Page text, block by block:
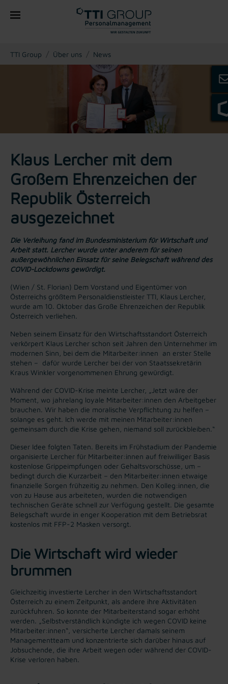
You are here:
TTI Group Über uns News
Klaus Lercher mit dem
Großem Ehrenzeichen der
Republik Österreich
ausgezeichnet
Die Verleihung fand im Bundesministerium für Wirtschaft und
Arbeit statt. Lercher wurde unter anderem für seinen
außergewöhnlichen Einsatz für seine Belegschaft während des
COVID-Lockdowns gewürdigt.
(Wien / St. Florian) Dem Vorstand und Eigentümer von
Österreichs größtem Personaldienstleister TTI, Klaus Lercher,
wurde am 10. Oktober das Große Ehrenzeichen der Republik
Österreich verliehen.
Neben seinem Einsatz für den Wirtschaftsstandort Österreich
verkörpert Klaus Lercher schon seit Jahren den Unternehmer im
modernen Sinn, bei dem die Mitarbeiter:innen an erster Stelle
stehen – dafür wurde Lercher bei der von Staatssekretärin
Kraus Winkler vorgenommenen Ehrung gewürdigt.
Während der COVID-Krise meinte Lercher, „Jetzt wäre der
Moment, wo jahrelang loyale Mitarbeiter:innen den Arbeitgeber
brauchen. Wir haben die moralische Verpflichtung zu helfen –
solange es geht. Ich werde mit meinen Mitarbeiter:innen
gemeinsam durch die Krise gehen, niemand soll zurückbleiben.“
Dieser Idee folgten Taten. Bereits im Frühstadium der Pandemie
organisierte Lercher für Mitarbeiter:innen auf freiwilliger Basis
kostenlose Grippeimpfungen oder Gehaltsvorschüsse, um –
bedingt durch die Kurzarbeit – den Mitarbeiter:innen etwaige
finanzielle Sorgen frühzeitig zu nehmen. Den Kolleg:innen, die
von zu Hause aus arbeiteten, wurden die notwendigen
technischen Geräte schnell zur Verfügung gestellt. Die gesamte
Belegschaft wurde in enger Kooperation mit dem Betriebsrat
kostenlos mit FFP-2 Masken versorgt.
Die Wirtschaft wird wieder
brummen
Gleichzeitig investierte Lercher in den Wirtschaftsstandort
Österreich zu einem Zeitpunkt, als andere ihre Aktivitäten
zurückfuhren. So konnte der Mitarbeiterstand sogar erhöht
werden. „Selbstverständlich kündigte ich wegen COVID keine
Mitarbeiter:innen“, versicherte Lercher damals seinem
Managementteam und konzentrierte sich darüber hinaus auf
Jobsuchende, die ihre Arbeit wegen oder während der COVID-
Krise verloren haben.